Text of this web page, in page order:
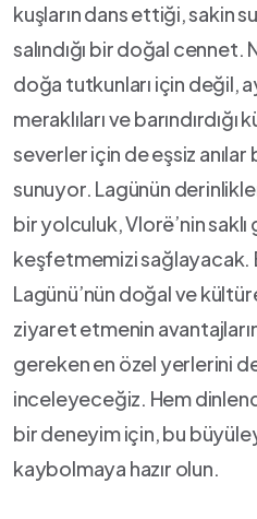
kuşların ​dans ettiği, ⁢sakin
salındığı bir⁢ doğal
doğa tutkunları için değil,
meraklıları ve
severler ⁢için ⁣de eşsiz anılar
sunuyor. Lagünün
bir yolculuk, Vlorë’nin saklı
keşfetmemizi sağlayacak.
Lagünü’nün‌ doğal ve
ziyaret etmenin
gereken en özel yerlerini
⁤inceleyeceğiz.⁢ Hem
bir deneyim için, bu
kaybolmaya‌ hazır olun.